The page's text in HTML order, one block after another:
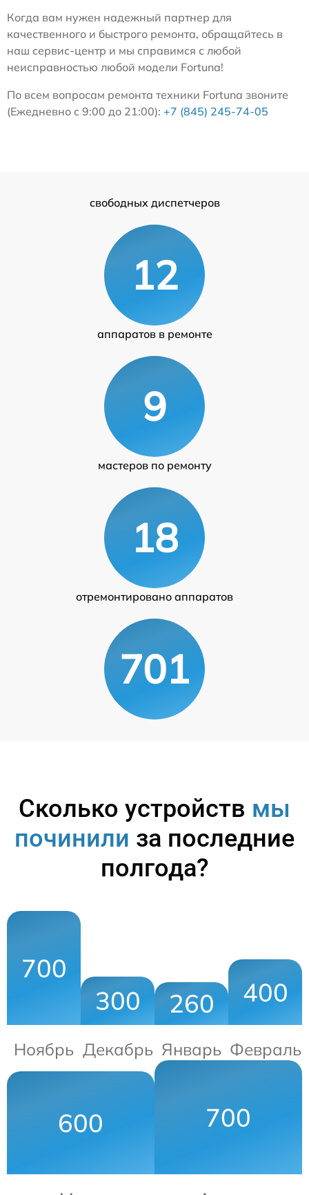
Когда вам нужен надежный партнер для
качественного и быстрого ремонта, обращайтесь в
наш сервис-центр и мы справимся с любой
неисправностью любой модели Fortuna!
По всем вопросам ремонта техники Fortuna звоните
(Ежедневно с 9:00 до 21:00): +7 (845) 245-74-05
свободных диспетчеров
12
аппаратов в ремонте
9
мастеров по ремонту
18
отремонтировано аппаратов
701
Сколько устройств мы
починили за последние
полгода?
700
Ноябрь
300
Декабрь
260
Январь
400
Февраль
600 700